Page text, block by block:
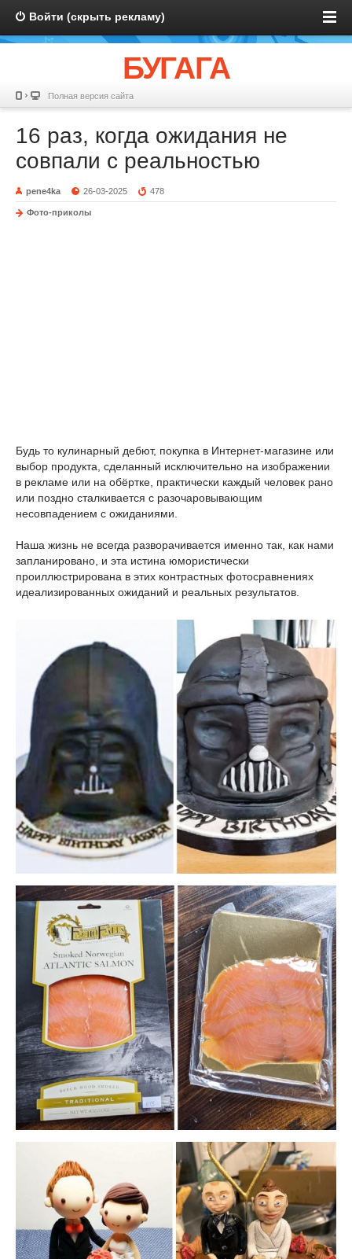
Войти (скрыть рекламу)
БУГАГА
Полная версия сайта
16 раз, когда ожидания не
совпали с реальностью
pene4ka 26-03-2025 478
Фото-приколы
Будь то кулинарный дебют, покупка в Интернет-магазине или
выбор продукта, сделанный исключительно на изображении
в рекламе или на обёртке, практически каждый человек рано
или поздно сталкивается с разочаровывающим
несовпадением с ожиданиями.
Наша жизнь не всегда разворачивается именно так, как нами
запланировано, и эта истина юмористически
проиллюстрирована в этих контрастных фотосравнениях
идеализированных ожиданий и реальных результатов.